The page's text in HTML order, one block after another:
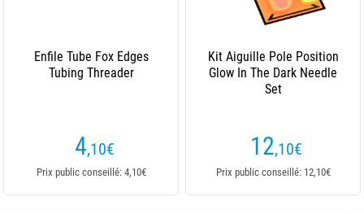
Enfile Tube Fox Edges
Tubing Threader
4,10€
Prix public conseillé: 4,10€
Kit Aiguille Pole Position
Glow In The Dark Needle
Set
12,10€
Prix public conseillé: 12,10€